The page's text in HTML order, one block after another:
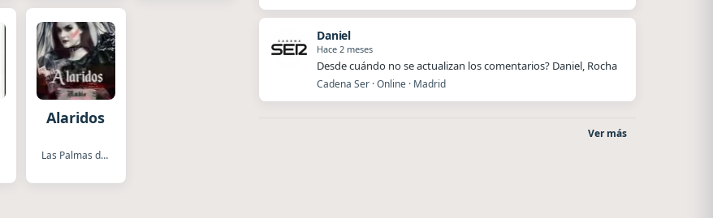
Alaridos
Las Palmas de Gran Canaria
Daniel
Hace 2 meses
Desde cuándo no se actualizan los comentarios? Daniel, Rocha
Cadena Ser · Online · Madrid
Ver más